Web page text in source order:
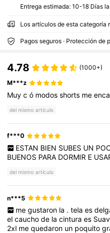
Entrega estimada: 10-18 Días
Los artículos de esta categoría
Pagos seguros · Protección de
4.78 (1000+)
M***z
Muycó modosshorts me
del mismo artículo
f***0
ESTAN BIEN SUBES UN
BUENOS PARA DORMIR E
del mismo artículo
n***5
me gustaron la . tela es
elcauchode lacinturaes
2xl mequedaron un poquito